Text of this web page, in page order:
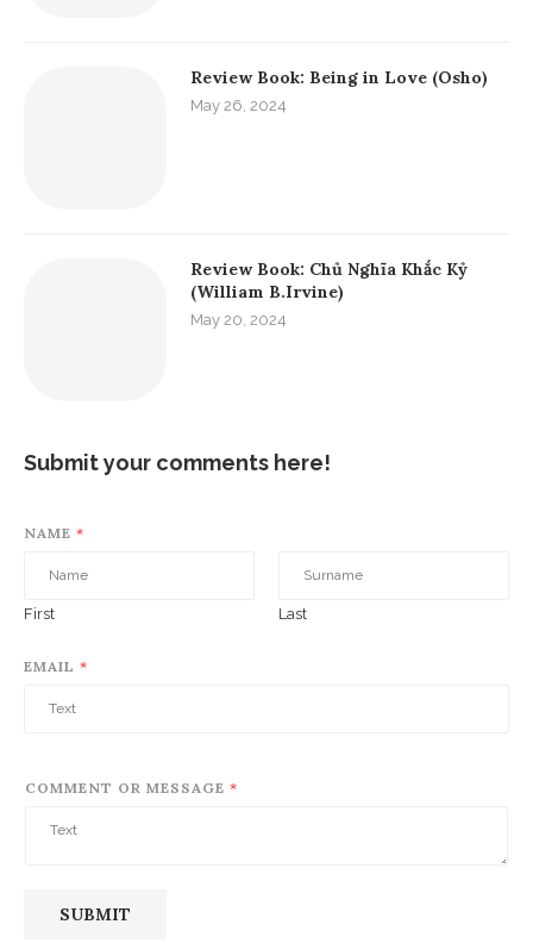
Review Book: Being in Love (Osho)
May 26, 2024
Review Book: Chủ Nghĩa Khắc Kỷ
(William B.Irvine)
May 20, 2024
Submit your comments here!
NAME *
First Last
EMAIL *
COMMENT OR MESSAGE *
SUBMIT